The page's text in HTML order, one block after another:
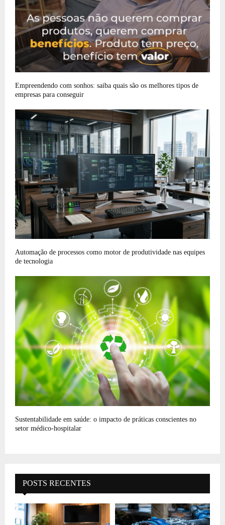
Empreendendo com sonhos: saiba quais são os melhores tipos de
empresas para conseguir
Automação de processos como motor de produtividade nas equipes
de tecnologia
Sustentabilidade em saúde: o impacto de práticas conscientes no
setor médico-hospitalar
POSTS RECENTES